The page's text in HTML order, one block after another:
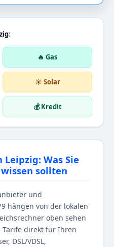
:
🔥 Gas
☀️ Solar
💰 Kredit
Was Sie
sollten
und
hängen von der lokalen
oben sehen
Tarife direkt für Ihren
DSL/VDSL,